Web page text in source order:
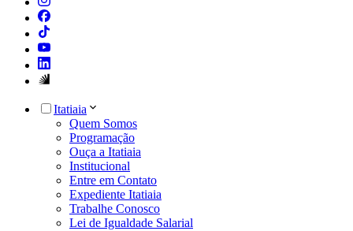
Itatiaia
Quem Somos
Programação
Ouça a Itatiaia
Institucional
Entre em Contato
Expediente Itatiaia
Trabalhe Conosco
Lei de Igualdade Salarial